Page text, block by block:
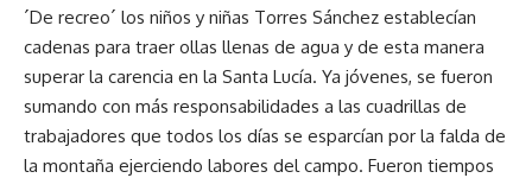
´De recreo´ los niños y niñas Torres Sánchez establecían
cadenas para traer ollas llenas de agua y de esta manera
superar la carencia en la Santa Lucía. Ya jóvenes, se fueron
sumando con más responsabilidades a las cuadrillas de
trabajadores que todos los días se esparcían por la falda de
la montaña ejerciendo labores del campo. Fueron tiempos